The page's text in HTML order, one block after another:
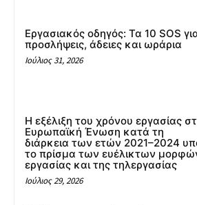
Εργασιακός οδηγός: Τα 10 SOS
προσλήψεις, άδειες και ωράρια
Ιούλιος 31, 2026
Η εξέλιξη του χρόνου εργασίας
Ευρωπαϊκή Ένωση κατά τη
διάρκεια των ετών 2021–2024
το πρίσμα των ευέλικτων
εργασίας και της τηλεργασίας
Ιούλιος 29, 2026